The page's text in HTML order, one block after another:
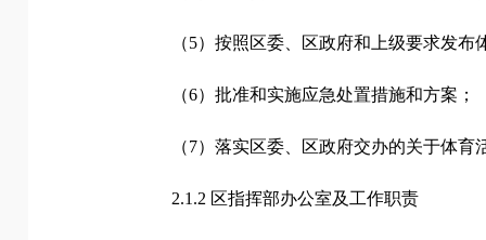
（5）按照区委、区政府和上级要求发
（6）批准和实施应急处置措施和方案；
（7）落实区委、区政府交办的关于体
2.1.2 区指挥部办公室及工作职责